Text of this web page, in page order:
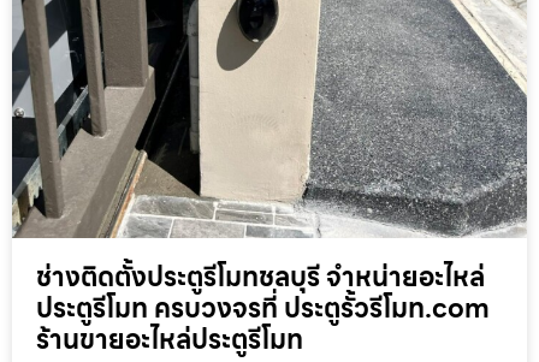
ช่างติดตั้งประตูรีโมทชลบุรี จำหน่ายอะไหล่
ประตูรีโมท ครบวงจรที่ ประตูรั้วรีโมท.com
ร้านขายอะไหล่ประตูรีโมท